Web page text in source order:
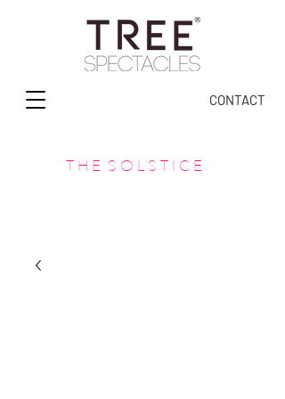
CONTACT
T H E S O L S T I C E